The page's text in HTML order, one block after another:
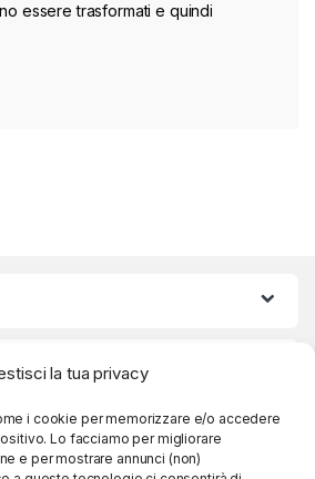
la tua privacy
i cookie per memorizzare e/o accedere
Lo facciamo per migliorare
e per mostrare annunci (non)
essere trasformati e quindi
dei Migliori Marchi al Miglior